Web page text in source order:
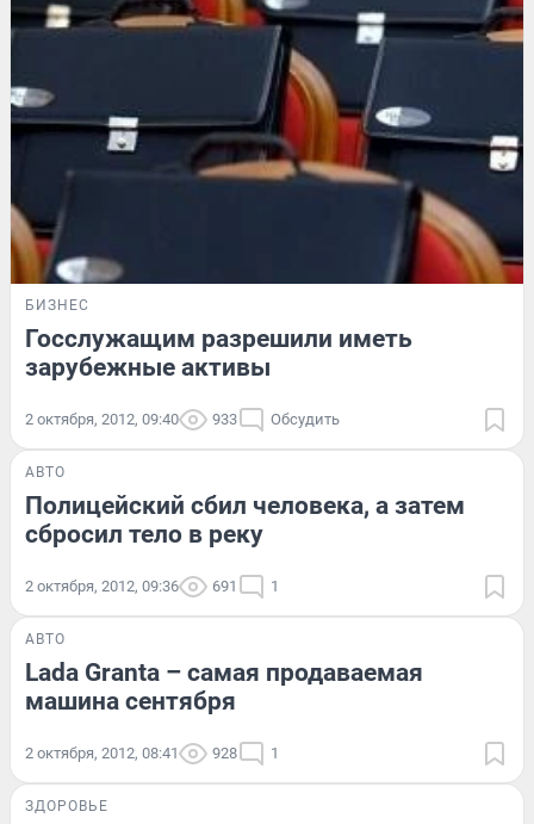
БИЗНЕС
Госслужащим разрешили иметь
зарубежные активы
2 октября, 2012, 09:40 933 Обсудить
АВТО
Полицейский сбил человека, а затем
cбросил тело в реку
2 октября, 2012, 09:36 691 1
АВТО
Lada Granta – самая продаваемая
машина сентября
2 октября, 2012, 08:41 928 1
ЗДОРОВЬЕ